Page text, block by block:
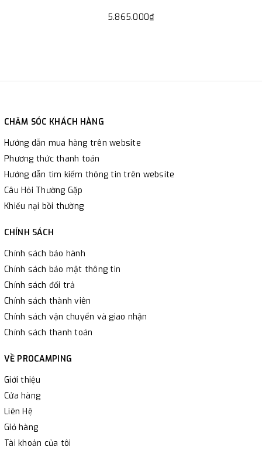
5.865.000₫
CHĂM SÓC KHÁCH HÀNG
Hướng dẫn mua hàng trên website
Phương thức thanh toán
Hướng dẫn tìm kiếm thông tin trên website
Câu Hỏi Thường Gặp
Khiếu nại bồi thường
CHÍNH SÁCH
Chính sách bảo hành
Chính sách bảo mật thông tin
Chính sách đổi trả
Chính sách thành viên
Chính sách vận chuyển và giao nhận
Chính sách thanh toán
VỀ PROCAMPING
Giới thiệu
Cửa hàng
Liên Hệ
Giỏ hàng
Tài khoản của tôi